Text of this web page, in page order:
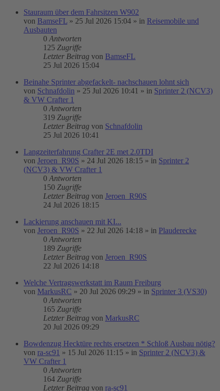
Stauraum über dem Fahrsitzen W902
von BamseFL » 25 Jul 2026 15:04 » in Reisemobile und
Ausbauten
0 Antworten
125 Zugriffe
Letzter Beitrag von BamseFL
25 Jul 2026 15:04
Beinahe Sprinter abgefackelt- nachschauen lohnt sich
von Schnafdolin » 25 Jul 2026 10:41 » in Sprinter 2 (NCV3)
& VW Crafter 1
0 Antworten
319 Zugriffe
Letzter Beitrag von Schnafdolin
25 Jul 2026 10:41
Langzeiterfahrung Crafter 2E met 2.0TDI
von Jeroen_R90S » 24 Jul 2026 18:15 » in Sprinter 2
(NCV3) & VW Crafter 1
0 Antworten
150 Zugriffe
Letzter Beitrag von Jeroen_R90S
24 Jul 2026 18:15
Lackierung anschauen mit KI...
von Jeroen_R90S » 22 Jul 2026 14:18 » in Plauderecke
0 Antworten
189 Zugriffe
Letzter Beitrag von Jeroen_R90S
22 Jul 2026 14:18
Welche Vertragswerkstatt im Raum Freiburg
von MarkusRC » 20 Jul 2026 09:29 » in Sprinter 3 (VS30)
0 Antworten
165 Zugriffe
Letzter Beitrag von MarkusRC
20 Jul 2026 09:29
Bowdenzug Hecktüre rechts ersetzen * Schloß Ausbau nötig?
von ra-sc91 » 15 Jul 2026 11:15 » in Sprinter 2 (NCV3) &
VW Crafter 1
0 Antworten
164 Zugriffe
Letzter Beitrag von ra-sc91